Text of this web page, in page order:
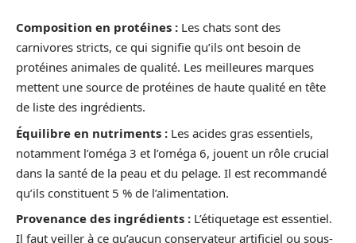
Composition en protéines : Les chats sont des
carnivores stricts, ce qui signifie qu’ils ont besoin de
protéines animales de qualité. Les meilleures marques
mettent une source de protéines de haute qualité en tête
de liste des ingrédients.
Équilibre en nutriments : Les acides gras essentiels,
notamment l’oméga 3 et l’oméga 6, jouent un rôle crucial
dans la santé de la peau et du pelage. Il est recommandé
qu’ils constituent 5 % de l’alimentation.
Provenance des ingrédients : L’étiquetage est essentiel.
Il faut veiller à ce qu’aucun conservateur artificiel ou sous-